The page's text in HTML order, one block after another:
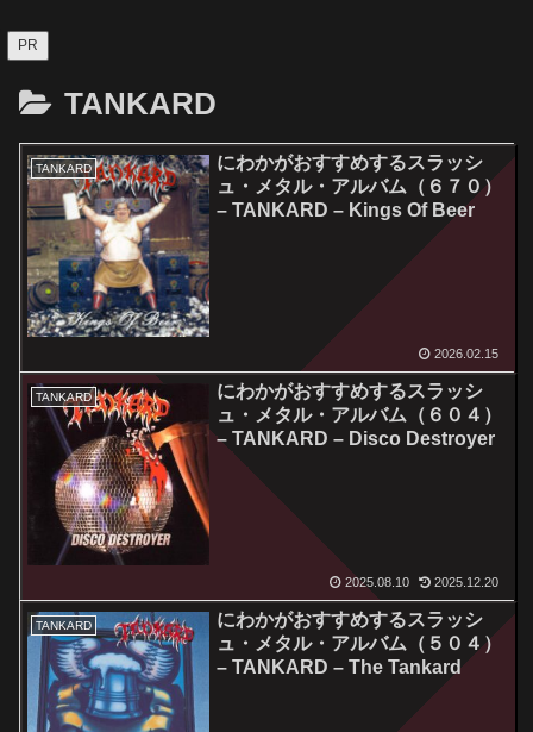
PR
TANKARD
TANKARD
にわかがおすすめするスラッシ
ュ・メタル・アルバム（６７０）
– TANKARD – Kings Of Beer
2026.02.15
TANKARD
にわかがおすすめするスラッシ
ュ・メタル・アルバム（６０４）
– TANKARD – Disco Destroyer
2025.08.10 2025.12.20
TANKARD
にわかがおすすめするスラッシ
ュ・メタル・アルバム（５０４）
– TANKARD – The Tankard